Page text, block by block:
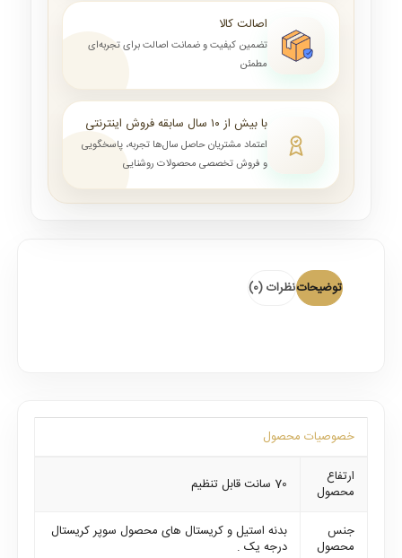
اصالت کالا
تضمین کیفیت و ضمانت اصالت برای تجربه‌ای
مطمئن
با بیش از ۱۰ سال سابقه فروش اینترنتی
اعتماد مشتریان حاصل سال‌ها تجربه، پاسخگویی
و فروش تخصصی محصولات روشنایی
توضیحاتنظرات (0)
خصوصیات محصول
ارتفاع
محصول
70 سانت قابل تنظیم
جنس
محصول
بدنه استیل و کریستال های محصول سوپر کریستال
درجه یک .